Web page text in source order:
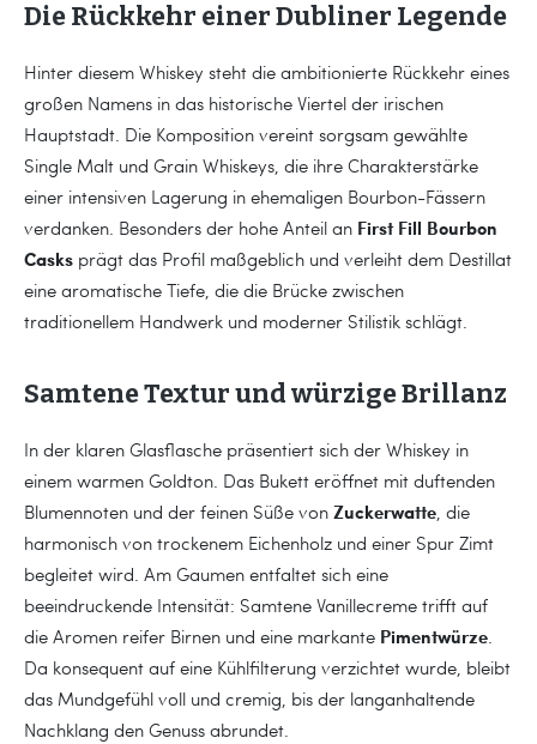
Die Rückkehr einer Dubliner Legende
Hinter diesem Whiskey steht die ambitionierte Rückkehr eines
großen Namens in das historische Viertel der irischen
Hauptstadt. Die Komposition vereint sorgsam gewählte
Single Malt und Grain Whiskeys, die ihre Charakterstärke
einer intensiven Lagerung in ehemaligen Bourbon-Fässern
verdanken. Besonders der hohe Anteil an First Fill Bourbon
Casks prägt das Profil maßgeblich und verleiht dem Destillat
eine aromatische Tiefe, die die Brücke zwischen
traditionellem Handwerk und moderner Stilistik schlägt.
Samtene Textur und würzige Brillanz
In der klaren Glasflasche präsentiert sich der Whiskey in
einem warmen Goldton. Das Bukett eröffnet mit duftenden
Blumennoten und der feinen Süße von Zuckerwatte, die
harmonisch von trockenem Eichenholz und einer Spur Zimt
begleitet wird. Am Gaumen entfaltet sich eine
beeindruckende Intensität: Samtene Vanillecreme trifft auf
die Aromen reifer Birnen und eine markante Pimentwürze.
Da konsequent auf eine Kühlfilterung verzichtet wurde, bleibt
das Mundgefühl voll und cremig, bis der langanhaltende
Nachklang den Genuss abrundet.